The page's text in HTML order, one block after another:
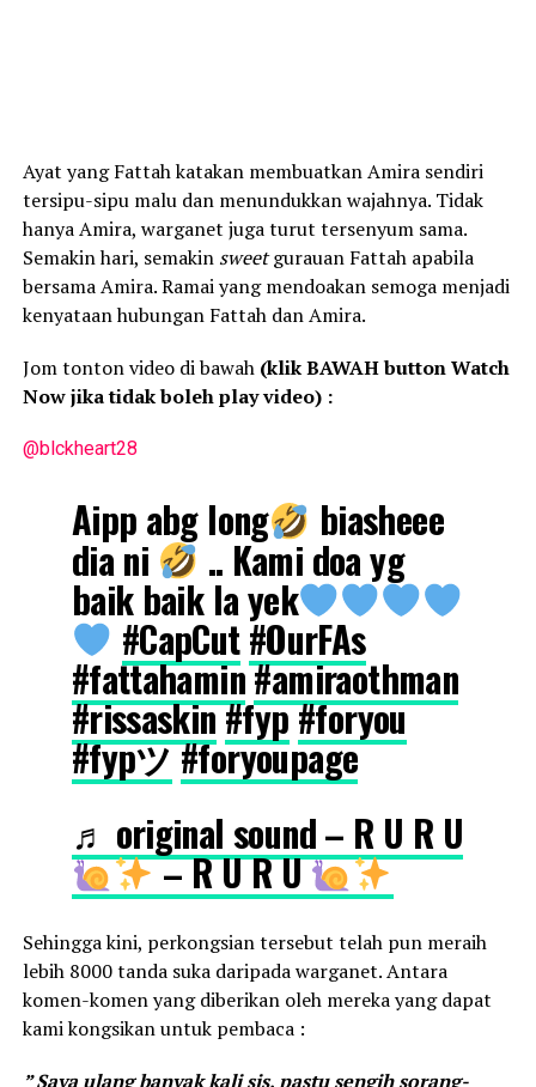
Ayat yang Fattah katakan membuatkan Amira sendiri
tersipu-sipu malu dan menundukkan wajahnya. Tidak
hanya Amira, warganet juga turut tersenyum sama.
Semakin hari, semakin sweetgurauan Fattah apabila
bersama Amira. Ramai yang mendoakan semoga menjadi
kenyataan hubungan Fattah dan Amira.
Jom tonton video di bawah (klik BAWAH button Watch
Now jika tidak boleh play video) :
@blckheart28
Aipp abg long biasheee
dia ni .. Kami doa yg
baik baik la yek
#CapCut#OurFAs
#fattahamin#amiraothman
#rissaskin#fyp#foryou
#fypツ#foryoupage
♬ original sound – R U R U
– R U R U
Sehingga kini, perkongsian tersebut telah pun meraih
lebih 8000 tanda suka daripada warganet. Antara
komen-komen yang diberikan oleh mereka yang dapat
kami kongsikan untuk pembaca :
” Saya ulang banyak kali sis, pastu sengih sorang-